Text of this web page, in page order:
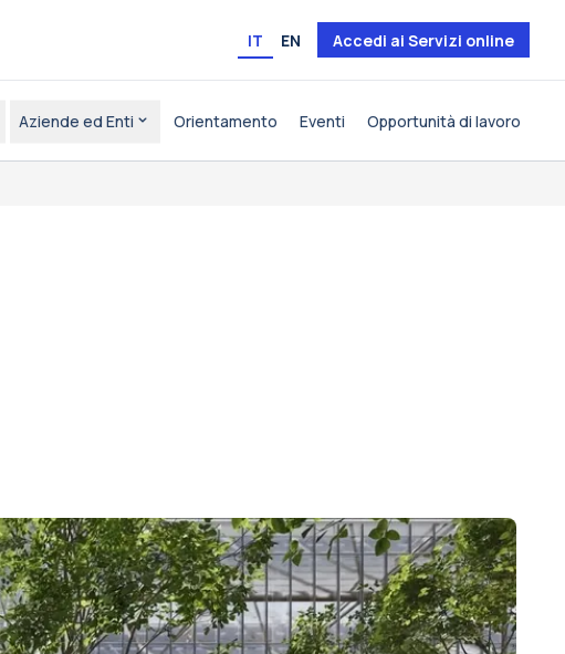
IT EN Accedi ai Servizi online
Aziende ed Enti Orientamento Eventi Opportunità di lavoro